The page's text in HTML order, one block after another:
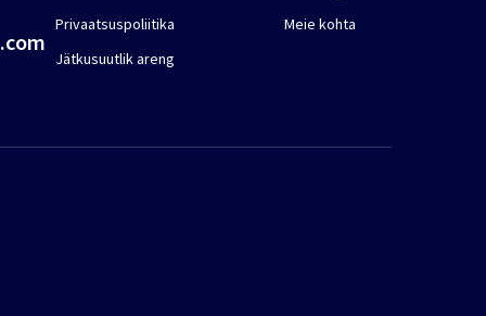
Privaatsuspoliitika
Jätkusuutlik areng
Meie kohta